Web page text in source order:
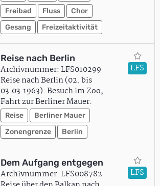
Freibad
Fluss
Chor
Gesang
Freizeitaktivität
Reise nach Berlin
Archivnummer: LFS010299
Reise nach Berlin (02. bis
03.03.1963): Besuch im Zoo,
Fahrt zur Berliner Mauer.
Reise
Berliner Mauer
Zonengrenze
Berlin
LFS
Dem Aufgang entgegen
Archivnummer: LFS008782
LFS